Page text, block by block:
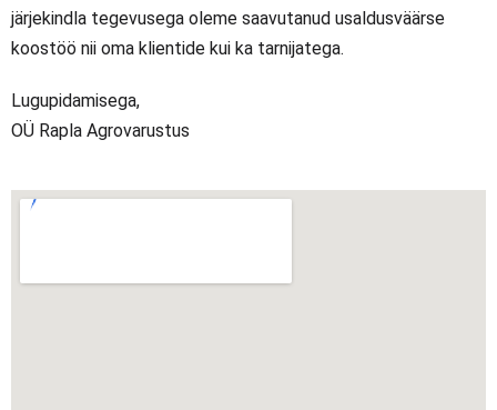
järjekindla tegevusega oleme saavutanud usaldusväärse
koostöö nii oma klientide kui ka tarnijatega.
Lugupidamisega,
OÜ Rapla Agrovarustus